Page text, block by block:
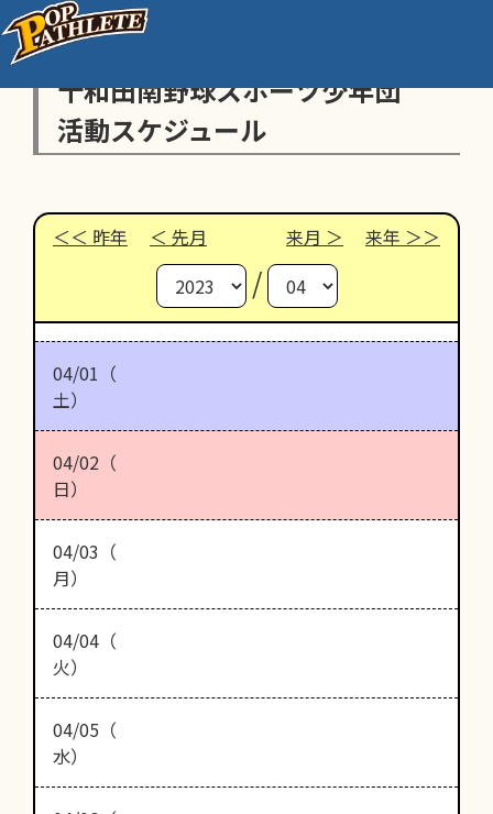
十和田南野球スポーツ少年団
活動スケジュール
昨年 先月 来月 来年
/
04/01（
土）
04/02（
日）
04/03（
月）
04/04（
火）
04/05（
水）